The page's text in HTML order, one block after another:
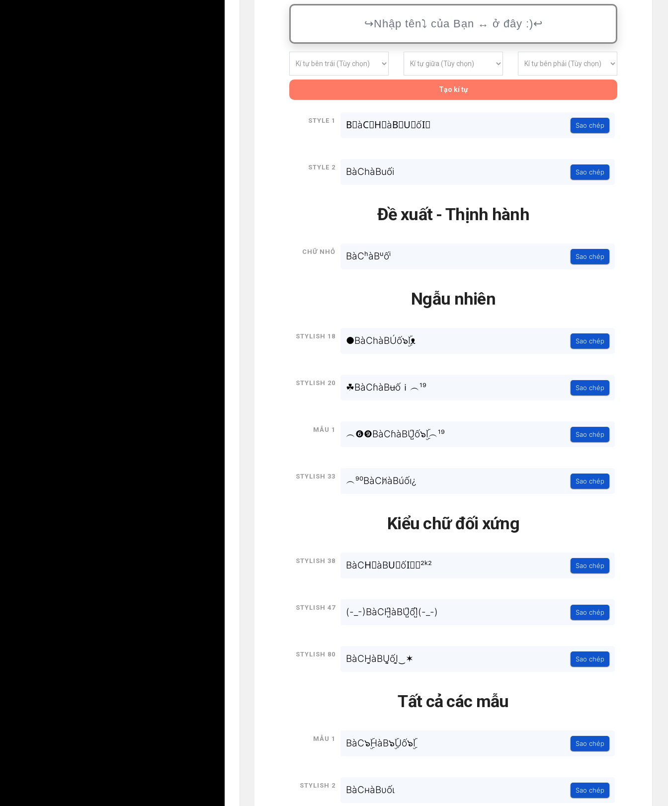
Tạo kí tự
Style 1 B⃗àC⃗H⃗àB⃗U⃗ốI⃗ Sao chép
Style 2 BàChàBuối Sao chép
Đề xuất - Thịnh hành
Chữ nhỏ BàCʰàBᵘốⁱ Sao chép
Ngẫu nhiên
Stylish 18 ●BàChàBÚố๖ۣۜIᴥ Sao chép
Stylish 20 ☘BàCɦàBʉốｉ︵¹⁹ Sao chép
Mẫu 1 ︵❻❾BàCɦàBU̺͆ố๖ۣۜI︵¹⁹ Sao chép
Stylish 33 ︵⁹⁰BàCh̸àBúốı¿ Sao chép
Kiểu chữ đối xứng
Stylish 38 BàCH⃗àBU⃗ốI⃗︵²ᵏ² Sao chép
Stylish 47 (-_-)BàCH̺͆àBU̺͆ốI̺͆(-_-) Sao chép
Stylish 80 BàCH̬̤̯àBU̬̤̯ốI̬̤̯‿✶ Sao chép
Tất cả các mẫu
Mẫu 1 BàC๖ۣۜHàB๖ۣۜUố๖ۣۜI Sao chép
Stylish 2 BàCнàBυốι Sao chép